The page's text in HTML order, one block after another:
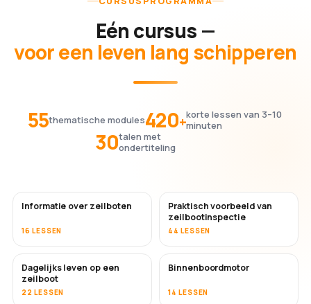
Eén cursus —
voor een leven lang schipperen
55thematische modules420+korte lessen van 3–10
minuten
30talen met
ondertiteling
Informatie over zeilboten
16 LESSEN
Praktisch voorbeeld van
zeilbootinspectie
44 LESSEN
Dagelijks leven op een
zeilboot
22 LESSEN
Binnenboordmotor
14 LESSEN